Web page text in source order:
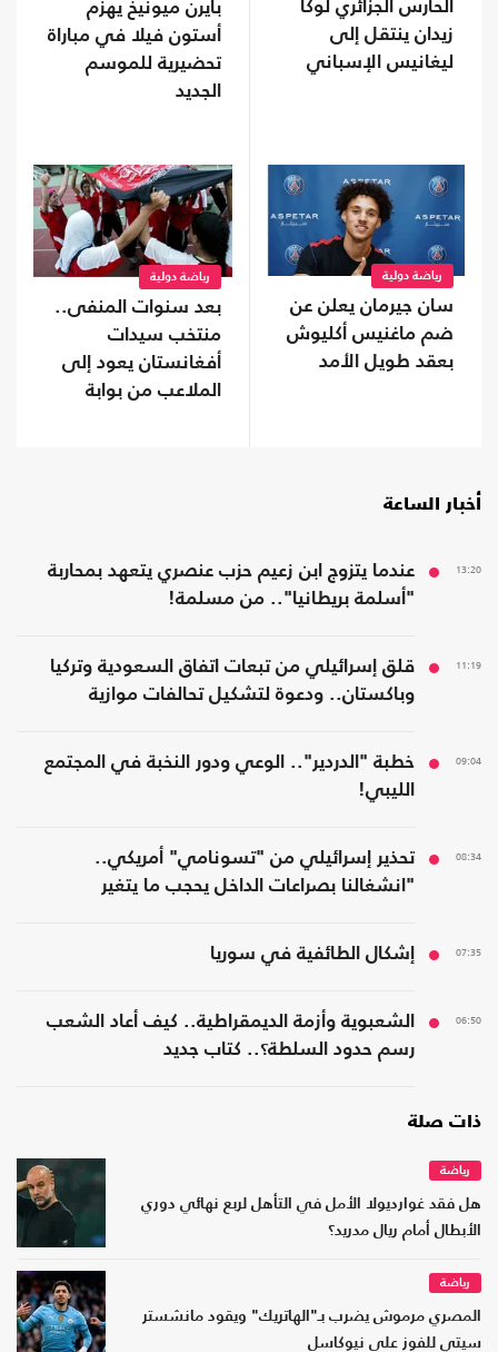
الحارس الجزائري لوكا
زيدان ينتقل إلى
ليغانيس الإسباني
بايرن ميونيخ يهزم
أستون فيلا في مباراة
تحضيرية للموسم
الجديد
رياضة دولية
سان جيرمان يعلن عن
ضم ماغنيس أكليوش
بعقد طويل الأمد
رياضة دولية
بعد سنوات المنفى..
منتخب سيدات
أفغانستان يعود إلى
الملاعب من بوابة
أخبار الساعة
13:20
عندما يتزوج ابن زعيم حزب عنصري يتعهد بمحاربة
"أسلمة بريطانيا".. من مسلمة!
11:19
قلق إسرائيلي من تبعات اتفاق السعودية وتركيا
وباكستان.. ودعوة لتشكيل تحالفات موازية
09:04
خطبة "الدردير".. الوعي ودور النخبة في المجتمع
الليبي!
08:34
تحذير إسرائيلي من "تسونامي" أمريكي..
"انشغالنا بصراعات الداخل يحجب ما يتغير
07:35 إشكال الطائفية في سوريا
06:50
الشعبوية وأزمة الديمقراطية.. كيف أعاد الشعب
رسم حدود السلطة؟.. كتاب جديد
ذات صلة
رياضة
هل فقد غوارديولا الأمل في التأهل لربع نهائي دوري
الأبطال أمام ريال مدريد؟
رياضة
المصري مرموش يضرب بـ"الهاتريك" ويقود مانشستر
سيتي للفوز على نيوكاسل